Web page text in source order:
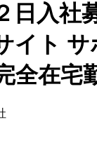
日入社
イト サ
全在宅